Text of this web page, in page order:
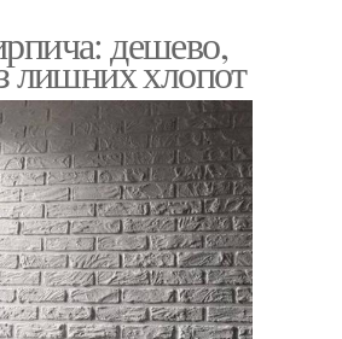
дешево,
лишних хлопот